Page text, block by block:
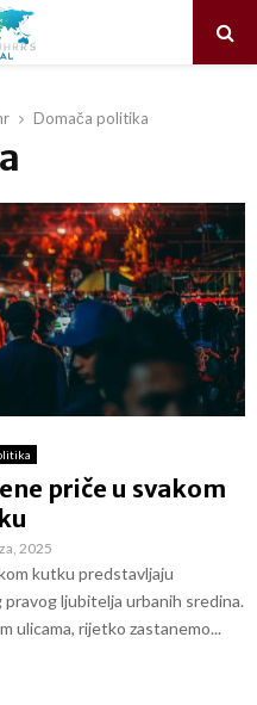
Domača politika
priče u svakom
2025
kutku predstavljaju
ljubitelja urbanih sredina.
ulicama, rijetko zastanemo...